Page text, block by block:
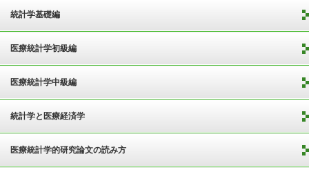
統計学基礎編
医療統計学初級編
医療統計学中級編
統計学と医療経済学
医療統計学的研究論文の読み方